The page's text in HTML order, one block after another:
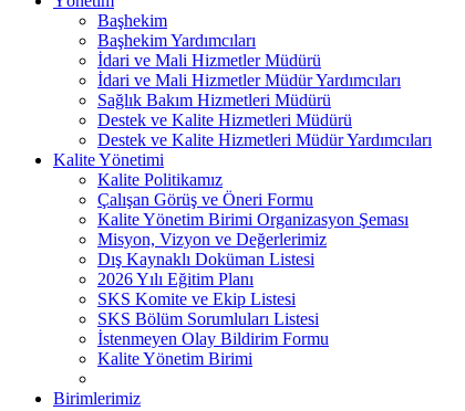
Başhekim
Başhekim Yardımcıları
İdari ve Mali Hizmetler Müdürü
İdari ve Mali Hizmetler Müdür Yardımcıları
Sağlık Bakım Hizmetleri Müdürü
Destek ve Kalite Hizmetleri Müdürü
Destek ve Kalite Hizmetleri Müdür Yardımcıları
Kalite Yönetimi
Kalite Politikamız
Çalışan Görüş ve Öneri Formu
Kalite Yönetim Birimi Organizasyon Şeması
Misyon, Vizyon ve Değerlerimiz
Dış Kaynaklı Doküman Listesi
2026 Yılı Eğitim Planı
SKS Komite ve Ekip Listesi
SKS Bölüm Sorumluları Listesi
İstenmeyen Olay Bildirim Formu
Kalite Yönetim Birimi
Birimlerimiz